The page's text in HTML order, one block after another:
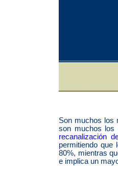
Son muchos los
son muchos los
recanalización
permitiendo que
80%, mientras
e implica un